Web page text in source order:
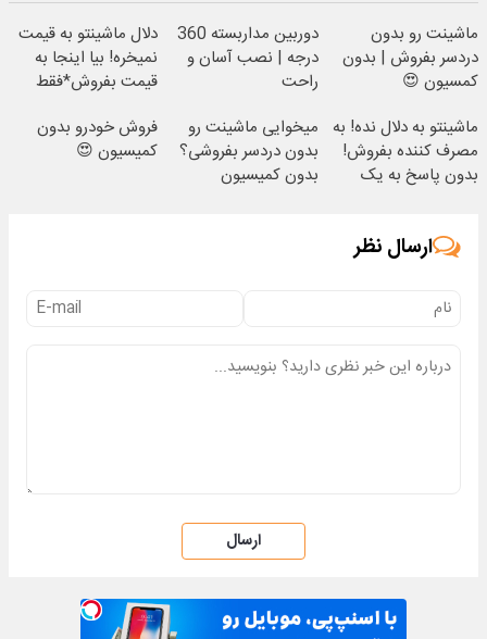
ماشینت رو بدون
دردسر بفروش | بدون
کمسیون 😍
دوربین مداربسته 360
درجه | نصب آسان و
راحت
دلال ماشینتو به قیمت
نمیخره! بیا اینجا به
قیمت بفروش*فقط
ماشینتو به دلال نده! به
مصرف کننده بفروش!
بدون پاسخ به یک
میخوایی ماشینت رو
بدون دردسر بفروشی؟
بدون کمیسیون
فروش خودرو بدون
کمیسیون 😍
ارسال نظر
ارسال